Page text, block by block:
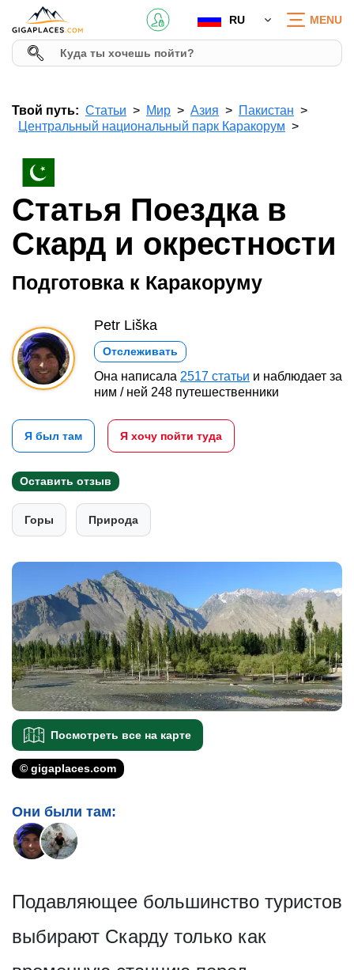
RU MENU
Твой путь: Статьи Мир Азия
Пакистан
Центральный национальный парк Каракорум
Статья Поездка в
Скард и окрестности
Подготовка к Каракоруму
Petr Liška
Отслеживать
Она написала 2517 статьи и наблюдает за
ним / ней 248 путешественники
Я был там Я хочу пойти туда
Оставить отзыв
Горы Природа
Посмотреть все на карте
© gigaplaces.com
Они были там:
Подавляющее большинство туристов
выбирают Скарду только как